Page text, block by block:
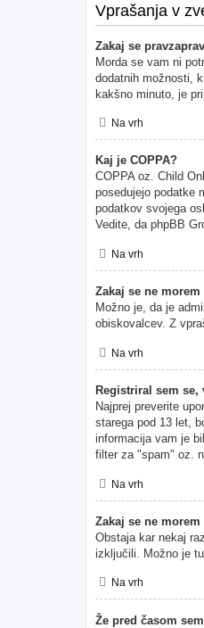
Vprašanja v
Zakaj se
Morda se vam ni
dodatnih možnosti,
kakšno minuto, je
Na vrh
Kaj je COPPA?
COPPA oz. Child
posedujejo podatke
podatkov svojega
Vedite, da phpBB
Na vrh
Zakaj se ne
Možno je, da je
obiskovalcev. Z
Na vrh
Registriral sem
Najprej preverite
starega pod 13 let,
informacija vam je
filter za "spam" oz.
Na vrh
Zakaj se ne
Obstaja kar nekaj
izključili. Možno je
Na vrh
Že pred časom